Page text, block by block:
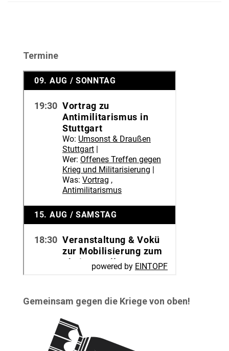
Termine
Gemeinsam gegen die Kriege von oben!